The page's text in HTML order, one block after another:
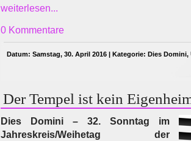
weiterlesen...
0 Kommentare
Datum: Samstag, 30. April 2016 | Kategorie: Dies Domini,
Der Tempel ist kein
Dies Domini – 32. Sonntag im
Jahreskreis/Weihetag der